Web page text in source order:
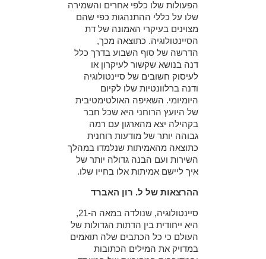
הפעולות שלו כלפי אחרים והשמירה
שלו על כללי ההתנהגות כפי שהם
מצוינים בעיקרי האמונה של דת
הסיינטולוגיה. כתוצאה מכך,
הדרשה של סוף השבוע בדרך כלל
דנה בנושא שקשור לעיקרון או
לעיסוק חשובים של סיינטולוגיה
ודנה ברלוונטיות שלו לקיום
היומיומי. השאיפה האולטימטיבית
של היועץ הרוחני היא שכל חבר
בקהילה יצא מהארגון עם רמה
גבוהה יותר של מודעות רוחנית
כתוצאה מהאמיתות שנלמדו במהלך
השירות ועם הבנה גדולה יותר של
איך ליישם אמיתות אלו בחייו שלו.
ההרצאות של ל. רון האברד
סיינטולוגיה, שנולדה במאה ה-21,
היא ייחודית בין הדתות הגדולות של
העולם כי כל הכתבים שלה תואמים
במדויק את המילים הכתובות